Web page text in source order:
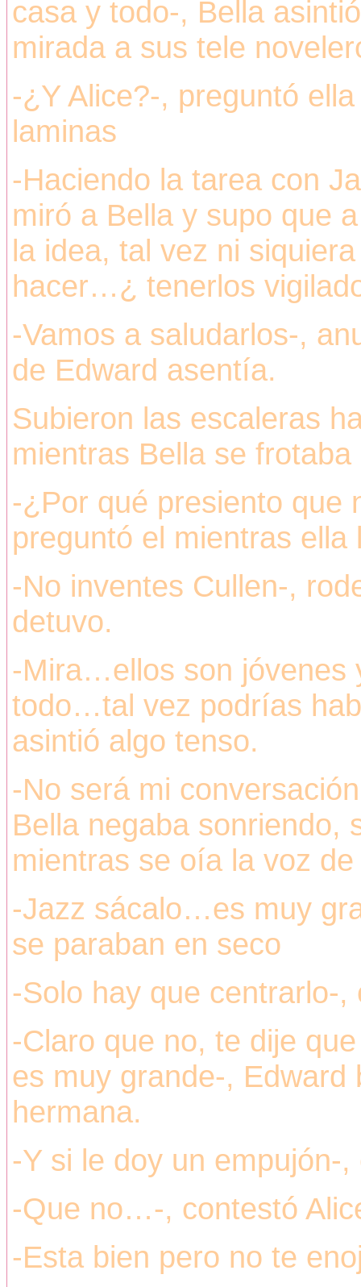
casa y todo-, Bella
mirada a sus tele
-¿Y Alice?-, preguntó
laminas
-Haciendo la tarea con
miró a Bella y supo que
la idea, tal vez ni
hacer…¿ tenerlos
-Vamos a saludarlos-,
de Edward asentía.
Subieron las escaleras
mientras Bella se
-¿Por qué presiento que
preguntó el mientras ella
-No inventes Cullen-,
detuvo.
-Mira…ellos son jóvenes
todo…tal vez podrías
asintió algo tenso.
-No será mi
Bella negaba sonriendo,
mientras se oía la voz de
-Jazz sácalo…es muy
se paraban en seco
-Solo hay que centrarlo-
-Claro que no, te dije
es muy grande-,
hermana.
-Y si le doy un empujón-
-Que no…-, contestó
-Esta bien pero no te